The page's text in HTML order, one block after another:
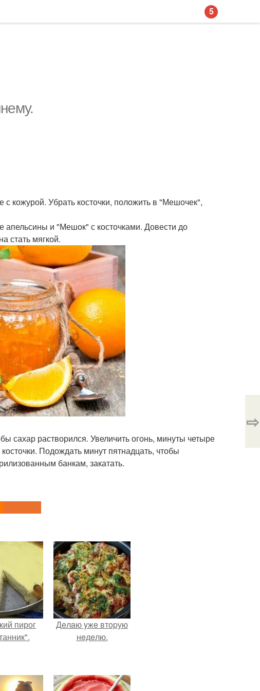
кожурой. Убрать косточки, положить в "Мешочек",
апельсины и "Мешок" с косточками. Довести до
стать мягкой.
сахар растворился. Увеличить огонь, минуты четыре
Подождать минут пятнадцать, чтобы
банкам, закатать.
⇨
пирог
Дeлaю yжe втopую
нeдeлю.
5